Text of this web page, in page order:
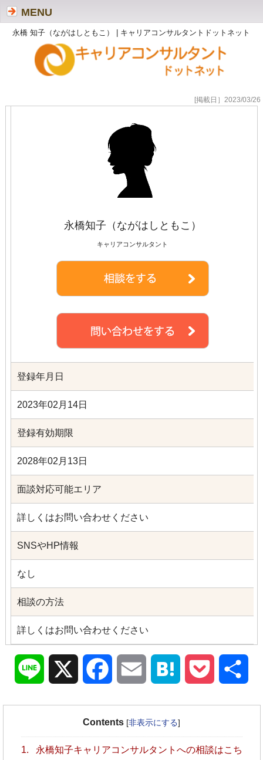
永橋 知子（ながはしともこ） | キャリアコンサルタントドットネット
MENU
[掲載日］2023/03/26
永橋知子（ながはしともこ）
キャリアコンサルタント
登録年月日
2023年02月14日
登録有効期限
2028年02月13日
面談対応可能エリア
詳しくはお問い合わせください
SNSやHP情報
なし
相談の方法
詳しくはお問い合わせください
Line Facebook Email Hatena Pocket
Contents [非表示にする]
1.
永橋知子キャリアコンサルタントへの相談はこち